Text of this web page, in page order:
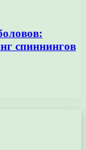
спиннингов